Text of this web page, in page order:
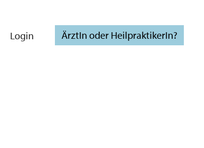
Login ÄrztIn oder HeilpraktikerIn?